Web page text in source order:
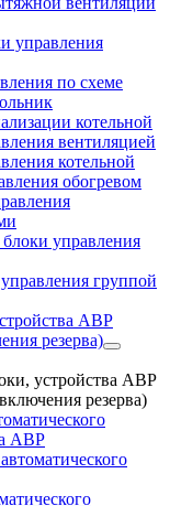
управления
по схеме
котельной
вентиляцией
котельной
обогревом
управления
группой
АВР
резерва)
устройства АВР
резерва)
АВР